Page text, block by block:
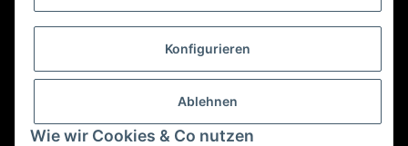
Konfigurieren
Ablehnen
Wie wir Cookies & Co nutzen
E-Mail:sales@kfzbleche24.de
Vertrag widerrufen
* Alle Preise inkl. gesetzlicher USt., zzgl.Versand